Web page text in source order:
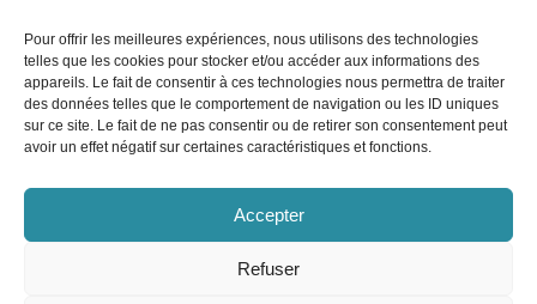
Pour offrir les meilleures expériences, nous utilisons des technologies
telles que les cookies pour stocker et/ou accéder aux informations des
appareils. Le fait de consentir à ces technologies nous permettra de traiter
des données telles que le comportement de navigation ou les ID uniques
sur ce site. Le fait de ne pas consentir ou de retirer son consentement peut
avoir un effet négatif sur certaines caractéristiques et fonctions.
Accepter
Refuser
pour
l’Insertion
Professionnelle ,
dédiée à
l’insertion et
Tableau de
bord du
candidat
Entreprises
Poster une
entreprises
Contact
CGU
Mentions
légales
confidentialité
Politique de
cookies